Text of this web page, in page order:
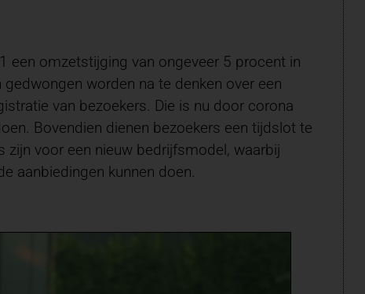
een omzetstijging van ongeveer 5 procent in
worden na te denken over een
van bezoekers. Die is nu door corona
Bovendien dienen bezoekers een tijdslot te
zijn voor een nieuw bedrijfsmodel, waarbij
aanbiedingen kunnen doen.